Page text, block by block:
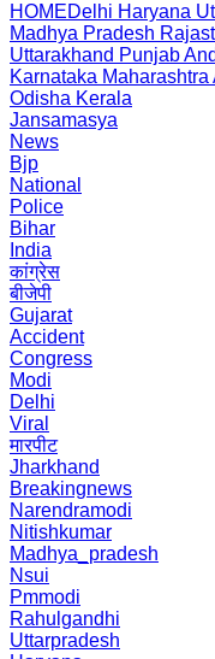
HOMEDelhi Haryana
Madhya Pradesh
Uttarakhand Punjab
Karnataka Maharashtra
Odisha Kerala
Jansamasya
News
Bjp
National
Police
Bihar
India
कांग्रेस
बीजेपी
Gujarat
Accident
Congress
Modi
Delhi
Viral
मारपीट
Jharkhand
Breakingnews
Narendramodi
Nitishkumar
Madhya_pradesh
Nsui
Pmmodi
Rahulgandhi
Uttarpradesh